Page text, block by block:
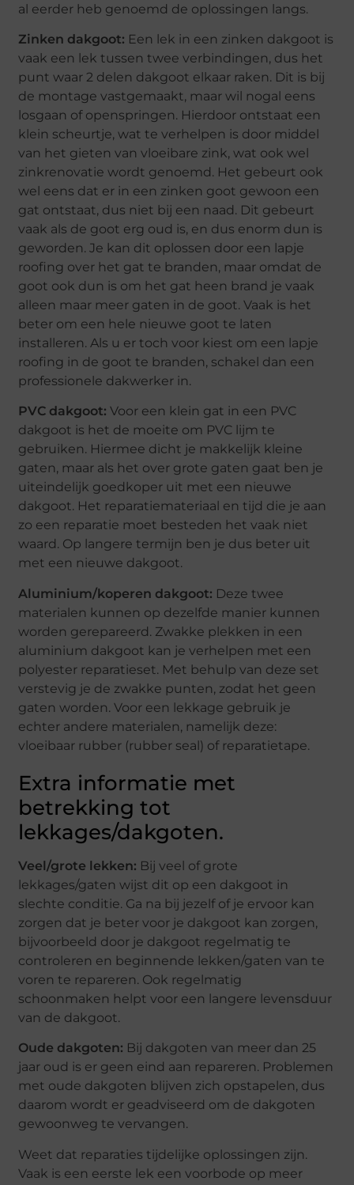
al eerder heb genoemd de oplossingen langs.
Zinken dakgoot: Een lek in een zinken dakgoot is
vaak een lek tussen twee verbindingen, dus het
punt waar 2 delen dakgoot elkaar raken. Dit is bij
de montage vastgemaakt, maar wil nogal eens
losgaan of openspringen. Hierdoor ontstaat een
klein scheurtje, wat te verhelpen is door middel
van het gieten van vloeibare zink, wat ook wel
zinkrenovatie wordt genoemd. Het gebeurt ook
wel eens dat er in een zinken goot gewoon een
gat ontstaat, dus niet bij een naad. Dit gebeurt
vaak als de goot erg oud is, en dus enorm dun is
geworden. Je kan dit oplossen door een lapje
roofing over het gat te branden, maar omdat de
goot ook dun is om het gat heen brand je vaak
alleen maar meer gaten in de goot. Vaak is het
beter om een hele nieuwe goot te laten
installeren. Als u er toch voor kiest om een lapje
roofing in de goot te branden, schakel dan een
professionele dakwerker in.
PVC dakgoot: Voor een klein gat in een PVC
dakgoot is het de moeite om PVC lijm te
gebruiken. Hiermee dicht je makkelijk kleine
gaten, maar als het over grote gaten gaat ben je
uiteindelijk goedkoper uit met een nieuwe
dakgoot. Het reparatiemateriaal en tijd die je aan
zo een reparatie moet besteden het vaak niet
waard. Op langere termijn ben je dus beter uit
met een nieuwe dakgoot.
Aluminium/koperen dakgoot: Deze twee
materialen kunnen op dezelfde manier kunnen
worden gerepareerd. Zwakke plekken in een
aluminium dakgoot kan je verhelpen met een
polyester reparatieset. Met behulp van deze set
verstevig je de zwakke punten, zodat het geen
gaten worden. Voor een lekkage gebruik je
echter andere materialen, namelijk deze:
vloeibaar rubber (rubber seal) of reparatietape.
Extra informatie met
betrekking tot
lekkages/dakgoten.
Veel/grote lekken: Bij veel of grote
lekkages/gaten wijst dit op een dakgoot in
slechte conditie. Ga na bij jezelf of je ervoor kan
zorgen dat je beter voor je dakgoot kan zorgen,
bijvoorbeeld door je dakgoot regelmatig te
controleren en beginnende lekken/gaten van te
voren te repareren. Ook regelmatig
schoonmaken helpt voor een langere levensduur
van de dakgoot.
Oude dakgoten: Bij dakgoten van meer dan 25
jaar oud is er geen eind aan repareren. Problemen
met oude dakgoten blijven zich opstapelen, dus
daarom wordt er geadviseerd om de dakgoten
gewoonweg te vervangen.
Weet dat reparaties tijdelijke oplossingen zijn.
Vaak is een eerste lek een voorbode op meer